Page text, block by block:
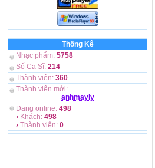
Thống Kê
Nhạc phẩm: 5758
Số Ca Sĩ: 214
Thành viên: 360
Thành viên mới:
anhmayly
Đang online: 498
› Khách: 498
› Thành viên: 0